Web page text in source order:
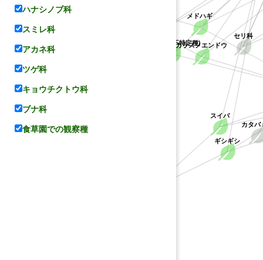
メドハギ
カラスノエンドウ
スイバ
ギシギシ
セリ科
カタバ
ハナシノブ科
(ハギ属の不特定種)
ハナシノブ科
スミレ科
アカネ科
ツゲ科
キョウチクトウ科
ブナ科
食草園での観察種